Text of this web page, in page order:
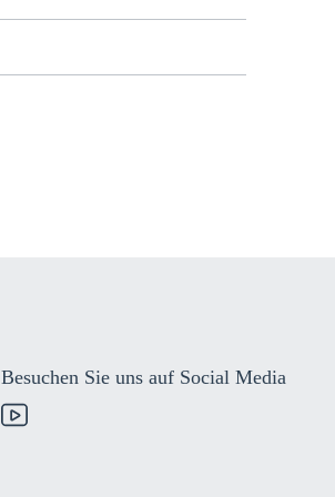
Besuchen Sie uns auf Social Media